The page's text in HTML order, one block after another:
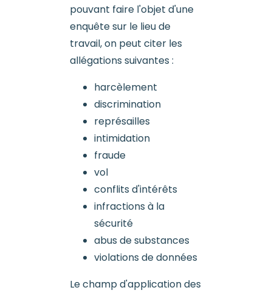
pouvant faire l'objet d'une
enquête sur le lieu de
travail, on peut citer les
allégations suivantes :
harcèlement
discrimination
représailles
intimidation
fraude
vol
conflits d'intérêts
infractions à la
sécurité
abus de substances
violations de données
Le champ d'application des